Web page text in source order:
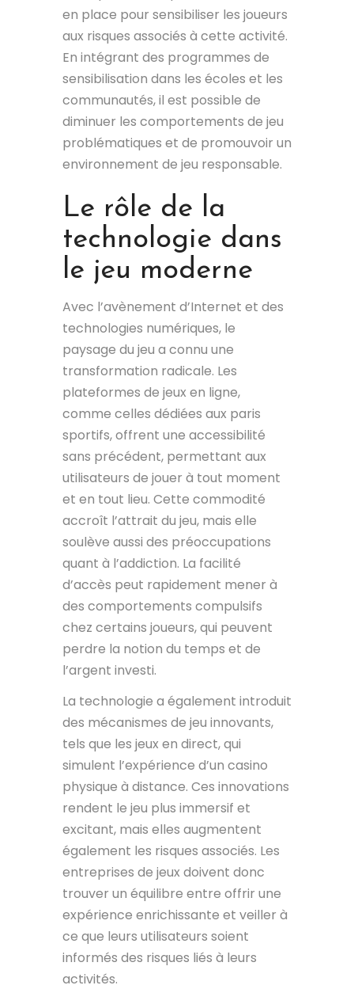
en place pour sensibiliser les joueurs
aux risques associés à cette activité.
En intégrant des programmes de
sensibilisation dans les écoles et les
communautés, il est possible de
diminuer les comportements de jeu
problématiques et de promouvoir un
environnement de jeu responsable.
Le rôle de la
technologie dans
le jeu moderne
Avec l’avènement d’Internet et des
technologies numériques, le
paysage du jeu a connu une
transformation radicale. Les
plateformes de jeux en ligne,
comme celles dédiées aux paris
sportifs, offrent une accessibilité
sans précédent, permettant aux
utilisateurs de jouer à tout moment
et en tout lieu. Cette commodité
accroît l’attrait du jeu, mais elle
soulève aussi des préoccupations
quant à l’addiction. La facilité
d’accès peut rapidement mener à
des comportements compulsifs
chez certains joueurs, qui peuvent
perdre la notion du temps et de
l’argent investi.
La technologie a également introduit
des mécanismes de jeu innovants,
tels que les jeux en direct, qui
simulent l’expérience d’un casino
physique à distance. Ces innovations
rendent le jeu plus immersif et
excitant, mais elles augmentent
également les risques associés. Les
entreprises de jeux doivent donc
trouver un équilibre entre offrir une
expérience enrichissante et veiller à
ce que leurs utilisateurs soient
informés des risques liés à leurs
activités.